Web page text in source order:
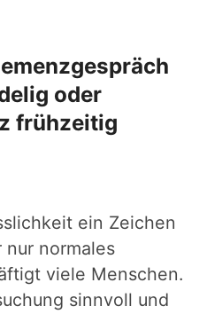
oder
frühzeitig
ein Zeichen
normales
viele Menschen.
sinnvoll und